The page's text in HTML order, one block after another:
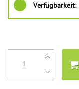
Verfügbarkeit: